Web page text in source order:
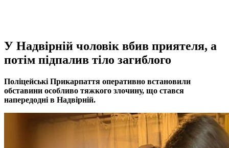
У Надвірній чоловік вбив приятеля, а
потім підпалив тіло загиблого
Поліцейські Прикарпаття оперативно встановили
обставини особливо тяжкого злочину, що стався
напередодні в Надвірній.